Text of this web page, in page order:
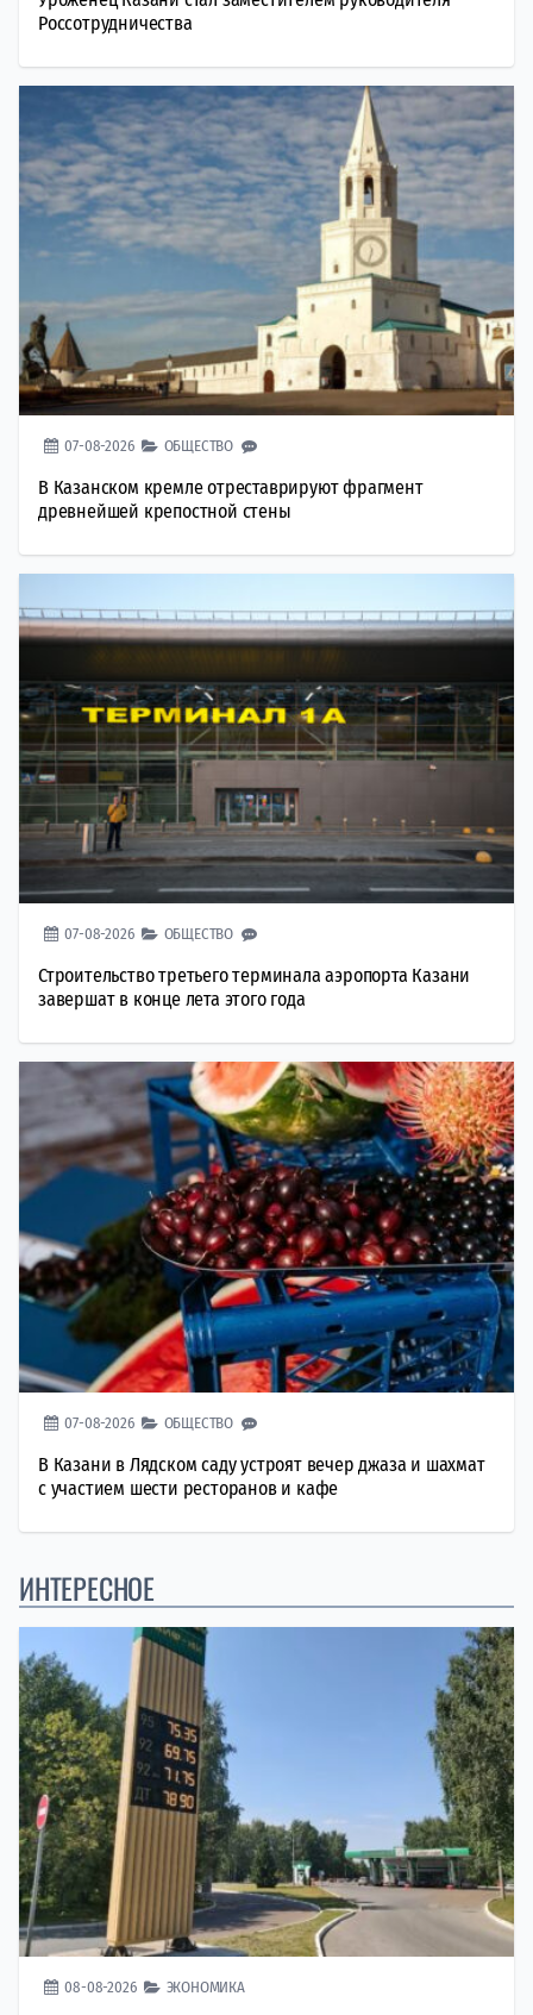
Россотрудничества
07-08-2026 ОБЩЕСТВО
В Казанском кремле отреставрируют фрагмент
древнейшей крепостной стены
07-08-2026 ОБЩЕСТВО
Строительство третьего терминала аэропорта Казани
завершат в конце лета этого года
07-08-2026 ОБЩЕСТВО
В Казани в Лядском саду устроят вечер джаза и шахмат
с участием шести ресторанов и кафе
ИНТЕРЕСНОЕ
08-08-2026 ЭКОНОМИКА